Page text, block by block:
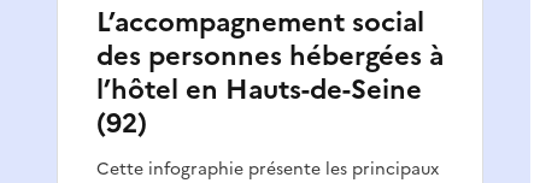
L’accompagnement social
des personnes hébergées à
l’hôtel en Hauts-de-Seine
(92)
Cette infographie présente les principaux